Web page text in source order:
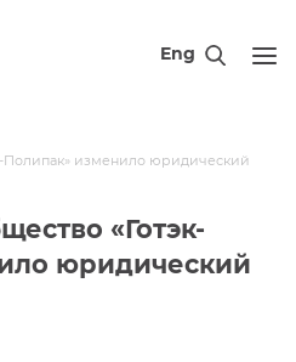
Eng
Полипак» изменило юридический
«Готэк-
юридический